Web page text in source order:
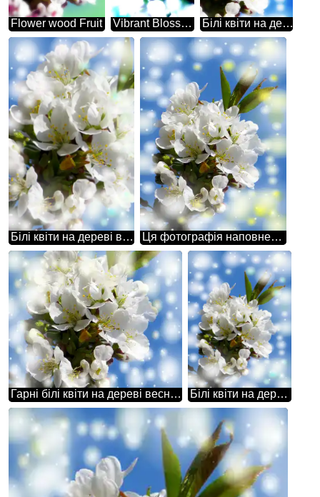
Flower wood Fruit Vibrant Blossom Art: Ethereal White Flowers Against a Luminous Background Білі квіти на дереві - це весняна чарівність і ніжність в одному.
Білі квіти на дереві весною символізують чистоту, ніжність і надію на нове життя. Ця фотографія наповнена теплом і світлом, завдяки гарним білим квітам на дереві весною.
Гарні білі квіти на дереві весною - це дуже романтична і мрійлива картина природи. Білі квіти на дереві створюють таку ніжність, яка здатна змусити нас відчувати глибоке повагу до природи.